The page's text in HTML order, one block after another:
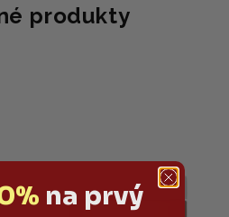
produkty
na prvý